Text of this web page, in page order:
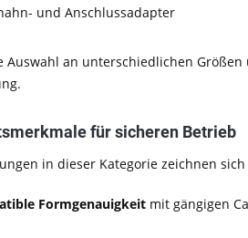
und Anschlussadapter
Auswahl an unterschiedlichen
für sicheren Betrieb
in dieser Kategorie zeichnen
Formgenauigkeit mit gängigen